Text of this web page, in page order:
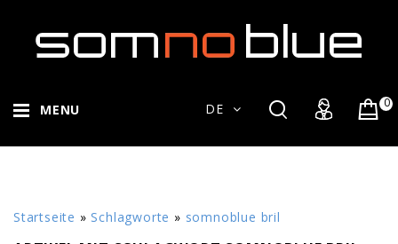
MENU 0
DE
Startseite » Schlagworte » somnoblue bril